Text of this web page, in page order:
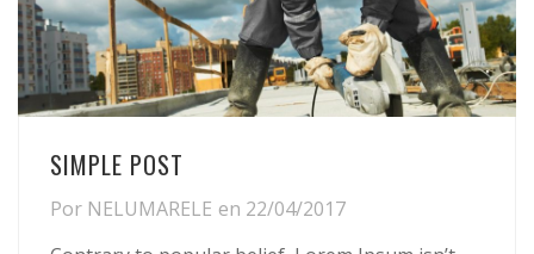
SIMPLE POST
Por NELUMARELE en 22/04/2017